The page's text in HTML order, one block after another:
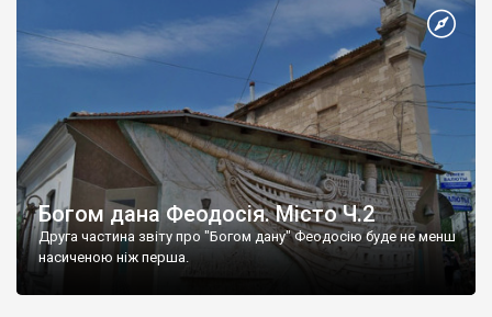
Богом дана Феодосія. Місто Ч.2
Друга частина звіту про "Богом дану" Феодосію буде не менш
насиченою ніж перша.